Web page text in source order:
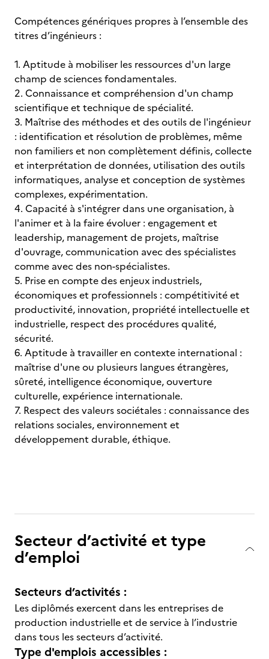
Compétences génériques propres à l’ensemble des
titres d’ingénieurs :
1. Aptitude à mobiliser les ressources d'un large
champ de sciences fondamentales.
2. Connaissance et compréhension d'un champ
scientifique et technique de spécialité.
3. Maîtrise des méthodes et des outils de l'ingénieur
: identification et résolution de problèmes, même
non familiers et non complètement définis, collecte
et interprétation de données, utilisation des outils
informatiques, analyse et conception de systèmes
complexes, expérimentation.
4. Capacité à s'intégrer dans une organisation, à
l'animer et à la faire évoluer : engagement et
leadership, management de projets, maîtrise
d'ouvrage, communication avec des spécialistes
comme avec des non-spécialistes.
5. Prise en compte des enjeux industriels,
économiques et professionnels : compétitivité et
productivité, innovation, propriété intellectuelle et
industrielle, respect des procédures qualité,
sécurité.
6. Aptitude à travailler en contexte international :
maîtrise d'une ou plusieurs langues étrangères,
sûreté, intelligence économique, ouverture
culturelle, expérience internationale.
7. Respect des valeurs sociétales : connaissance des
relations sociales, environnement et
développement durable, éthique.
Secteur d’activité et type
d’emploi
Secteurs d’activités :
Les diplômés exercent dans les entreprises de
production industrielle et de service à l’industrie
dans tous les secteurs d’activité.
Type d'emplois accessibles :